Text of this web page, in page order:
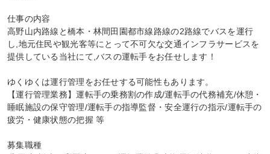
仕事の内容
高野山内路線と橋本・林間田園都市線路線の2路線でバスを運行
し,地元住民や観光客等にとって不可欠な交通インフラサービスを
提供している当社にて,バスの運転手をお任せします！
ゆくゆくは運行管理をお任せする可能性もあります。
【運行管理業務】運転手の乗務割の作成/運転手の代務補充/休憩・
睡眠施設の保守管理/運転手の指導監督・安全運行の指示/運転手の
疲労・健康状態の把握 等
募集職種